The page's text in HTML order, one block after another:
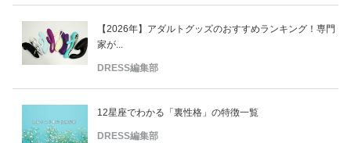
【2026年】アダルトグッズのおすすめランキング！専門
家が...
DRESS編集部
12星座でわかる「裏性格」の特徴一覧
DRESS編集部